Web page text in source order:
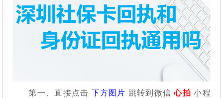
第一、直接点击 下方图片 跳转到微信心拍小程